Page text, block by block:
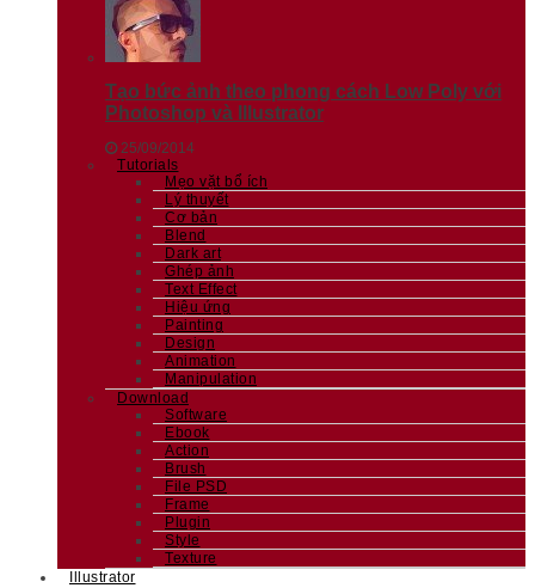
Tạo bức ảnh theo phong cách Low Poly với
Photoshop và Illustrator
25/09/2014
Tutorials
Mẹo vặt bổ ích
Lý thuyết
Cơ bản
Blend
Dark art
Ghép ảnh
Text Effect
Hiệu ứng
Painting
Design
Animation
Manipulation
Download
Software
Ebook
Action
Brush
File PSD
Frame
Plugin
Style
Texture
Illustrator